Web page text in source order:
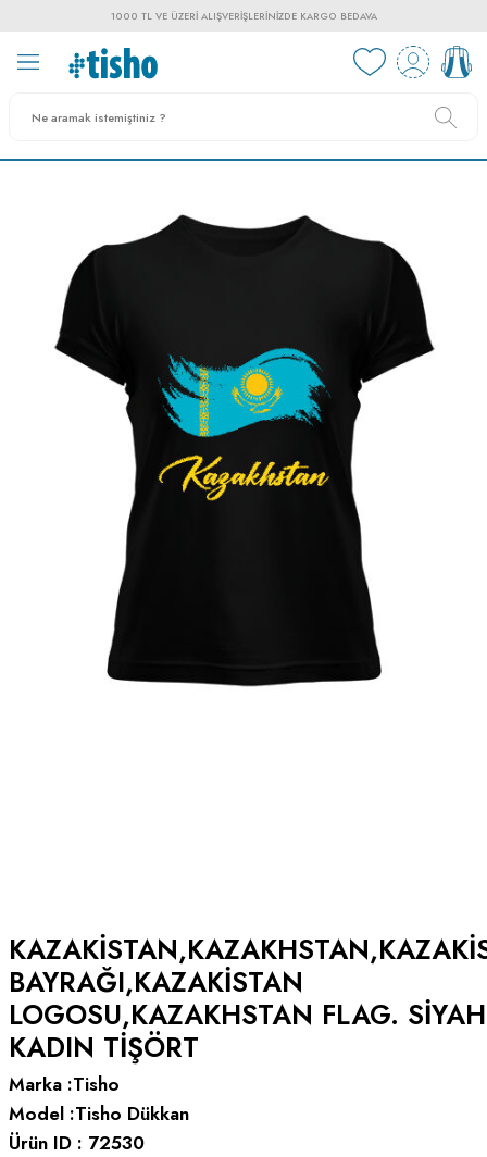
1000 TL VE ÜZERI ALIŞVERIŞLERINIZDE KARGO BEDAVA
BAYRAĞI,KAZAKISTAN
LOGOSU,KAZAKHSTAN FLAG. SIYAH
KADIN TIŞÖRT
Marka :Tisho
Model :Tisho Dükkan
Ürün ID : 72530